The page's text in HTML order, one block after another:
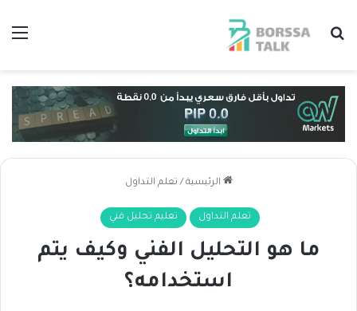
بحث عن
الرئيسية / تعلم التداول
تعلم التداول تعليم تحليل فني
ما هو التحليل الفني وكيف يتم
استخدامه؟